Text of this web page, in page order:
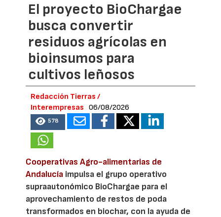
El proyecto BioChargae
busca convertir
residuos agrícolas en
bioinsumos para
cultivos leñosos
Redacción Tierras /
Interempresas
06/08/2026
578
Cooperativas Agro-alimentarias de
Andalucía impulsa el grupo operativo
supraautonómico BioChargae para el
aprovechamiento de restos de poda
transformados en biochar, con la ayuda de